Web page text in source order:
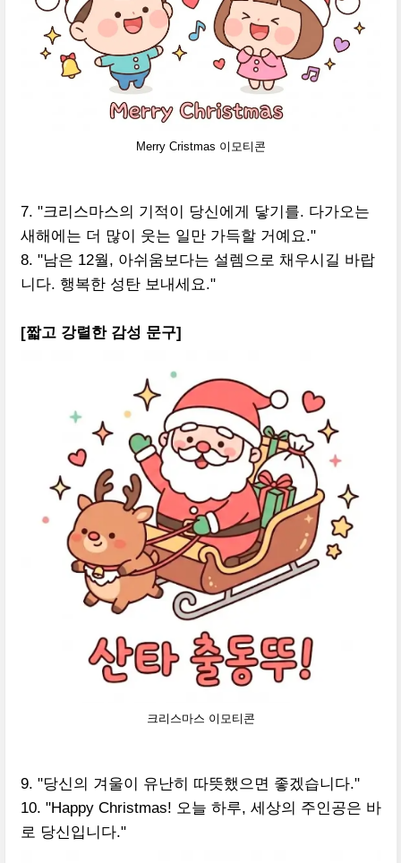
Merry Cristmas 이모티콘
7. "크리스마스의 기적이 당신에게 닿기를. 다가오는
새해에는 더 많이 웃는 일만 가득할 거예요."
8. "남은 12월, 아쉬움보다는 설렘으로 채우시길 바랍
니다. 행복한 성탄 보내세요."
[짧고 강렬한 감성 문구]
크리스마스 이모티콘
9. "당신의 겨울이 유난히 따뜻했으면 좋겠습니다."
10. "Happy Christmas! 오늘 하루, 세상의 주인공은 바
로 당신입니다."